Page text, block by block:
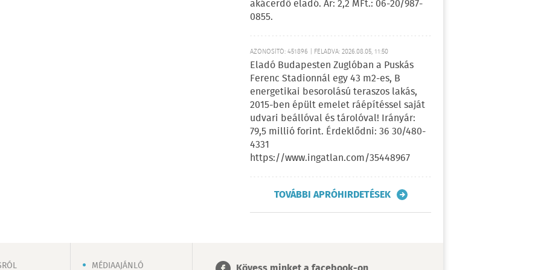
akácerdő eladó. Ár: 2,2 MFt.: 06-20/987-
0855.
AZONOSÍTÓ: 451896 | FELADVA: 2026.08.05, 11:50
Eladó Budapesten Zuglóban a Puskás
Ferenc Stadionnál egy 43 m2-es, B
energetikai besorolású teraszos lakás,
2015-ben épült emelet ráépítéssel saját
udvari beállóval és tárolóval! Irányár:
79,5 millió forint. Érdeklődni: 36 30/480-
4331
https://www.ingatlan.com/35448967
TOVÁBBI APRÓHIRDETÉSEK
MÉDIAAJÁNLÓ